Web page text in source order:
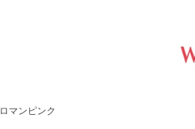
ロマンピンク